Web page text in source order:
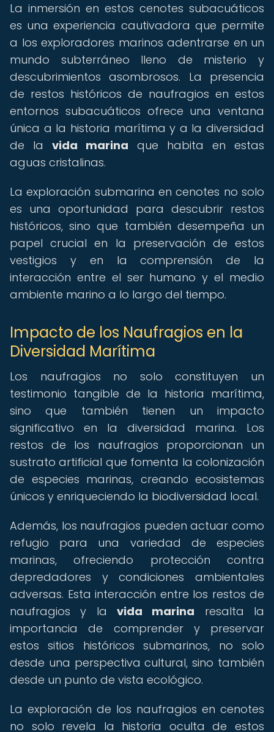
La inmersión en estos cenotes subacuáticos
es una experiencia cautivadora que permite
a los exploradores marinos adentrarse en un
mundo subterráneo lleno de misterio y
descubrimientos asombrosos. La presencia
de restos históricos de naufragios en estos
entornos subacuáticos ofrece una ventana
única a la historia marítima y a la diversidad
de la vida marina que habita en estas
aguas cristalinas.
La exploración submarina en cenotes no solo
es una oportunidad para descubrir restos
históricos, sino que también desempeña un
papel crucial en la preservación de estos
vestigios y en la comprensión de la
interacción entre el ser humano y el medio
ambiente marino a lo largo del tiempo.
Impacto de los Naufragios en la
Diversidad Marítima
Los naufragios no solo constituyen un
testimonio tangible de la historia marítima,
sino que también tienen un impacto
significativo en la diversidad marina. Los
restos de los naufragios proporcionan un
sustrato artificial que fomenta la colonización
de especies marinas, creando ecosistemas
únicos y enriqueciendo la biodiversidad local.
Además, los naufragios pueden actuar como
refugio para una variedad de especies
marinas, ofreciendo protección contra
depredadores y condiciones ambientales
adversas. Esta interacción entre los restos de
naufragios y la vida marina resalta la
importancia de comprender y preservar
estos sitios históricos submarinos, no solo
desde una perspectiva cultural, sino también
desde un punto de vista ecológico.
La exploración de los naufragios en cenotes
no solo revela la historia oculta de estos